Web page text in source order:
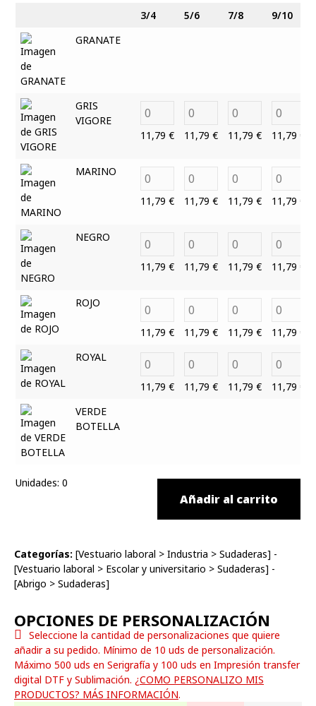
3/4 5/6 7/8 9/10
GRANATE
GRIS
VIGORE
11,79 € 11,79 € 11,79 € 11,79 €
MARINO
11,79 € 11,79 € 11,79 € 11,79 €
NEGRO
11,79 € 11,79 € 11,79 € 11,79 €
ROJO
11,79 € 11,79 € 11,79 € 11,79 €
ROYAL
11,79 € 11,79 € 11,79 € 11,79 €
VERDE
BOTELLA
Unidades: 0
Añadir al carrito
Categorías: [Vestuario laboral > Industria > Sudaderas] -
[Vestuario laboral > Escolar y universitario > Sudaderas] -
[Abrigo > Sudaderas]
OPCIONES DE PERSONALIZACIÓN
Seleccione la cantidad de personalizaciones que quiere
añadir a su pedido. Mínimo de 10 uds de personalización.
Máximo 500 uds en Serigrafía y 100 uds en Impresión transfer
digital DTF y Sublimación. ¿COMO PERSONALIZO MIS
PRODUCTOS? MÁS INFORMACIÓN.